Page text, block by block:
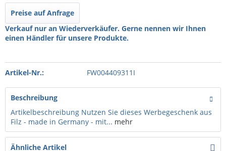
Preise auf Anfrage
Verkauf nur an Wiederverkäufer. Gerne nennen wir Ihnen
einen Händler für unsere Produkte.
Artikel-Nr.: FW004409311I
Beschreibung
Artikelbeschreibung Nutzen Sie dieses Werbegeschenk aus
Filz - made in Germany - mit... mehr
Ähnliche Artikel